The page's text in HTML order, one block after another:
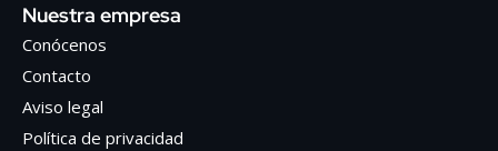
Nuestra empresa
Conócenos
Contacto
Aviso legal
Política de privacidad